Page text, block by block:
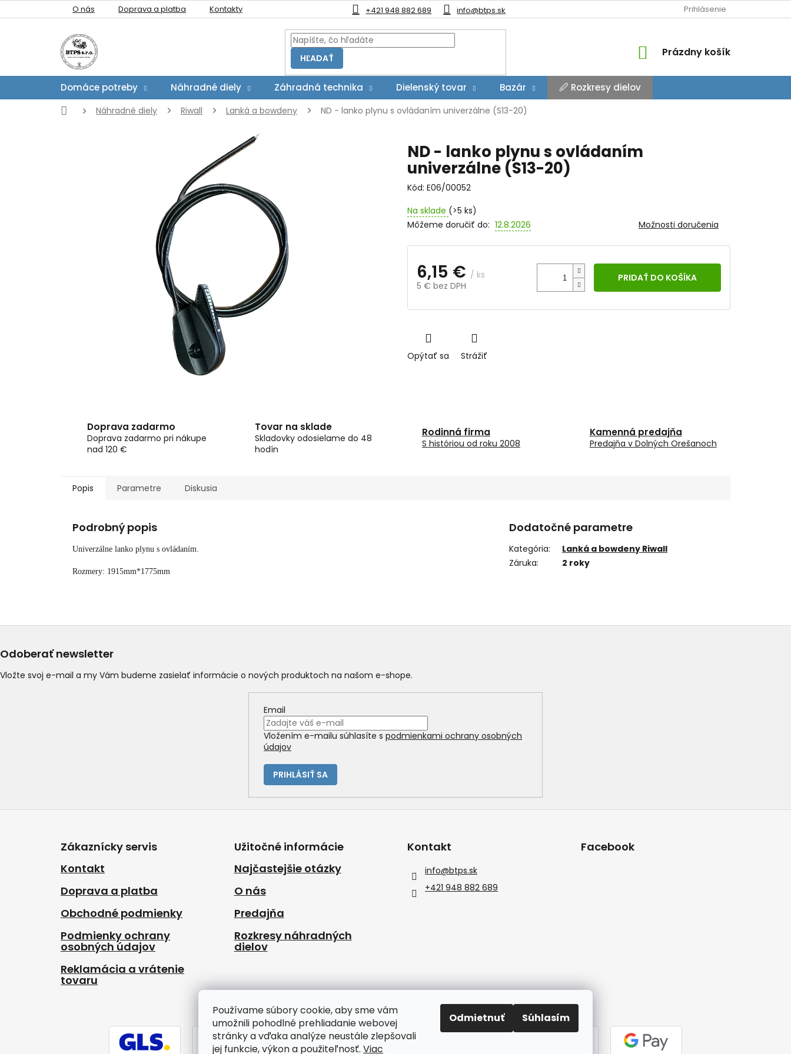
Používame súbory cookie, aby sme vám
umožnili pohodlné prehliadanie webovej
stránky a vďaka analýze neustále zlepšovali
jej funkcie, výkon a použiteľnosť. Viac
Odmietnuť Súhlasím
na
+421 948 882 689 info@btps.sk
O nás Doprava a platba Kontakty Prihlásenie
HĽADAŤ
NÁKUPNÝ
Prázdny košík
Domáce potreby Náhradné diely Záhradná technika Dielenský tovar Bazár 🖉 Rozkresy dielov
DomovNáhradné diely Riwall Lanká a bowdeny ND - lanko plynu s ovládaním univerzálne (S13-20)
ND - lanko plynu s ovládaním
univerzálne (S13-20)
Kód: E06/00052
Na sklade (>5 ks)
Môžeme doručiť do: 12.8.2026 Možnosti doručenia
6,15 € / ks
5 € bez DPH
cena:
PRIDAŤ DO KOŠÍKA
Opýtať sa Strážiť
Doprava zadarmo
Doprava zadarmo pri nákupe
nad 120 €
Tovar na sklade
Skladovky odosielame do 48
hodín
Rodinná firma
S históriou od roku 2008
Kamenná predajňa
Predajňa v Dolných Orešanoch
Popis Parametre Diskusia
Podrobný popis
Univerzálne lanko plynu s ovládaním.
Rozmery: 1915mm*1775mm
Dodatočné parametre
Kategória:
Lanká a bowdeny Riwall
Záruka: 2 roky
Odoberať newsletter
Vložte svoj e-mail a my Vám budeme zasielať informácie o nových produktoch na našom e-shope.
Email
Vložením e-mailu súhlasíte s podmienkami ochrany osobných
údajov
PRIHLÁSIŤ SA
Z
Zákaznícky servis
Kontakt
Doprava a platba
Obchodné podmienky
Podmienky ochrany
osobných údajov
Reklamácia a vrátenie
tovaru
Užitočné informácie
Najčastejšie otázky
O nás
Predajňa
Rozkresy náhradných
dielov
Kontakt
info@btps.sk
+421 948 882 689
Facebook